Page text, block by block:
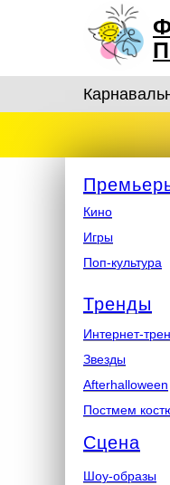
Кино
Игры
Поп-культура
Тренды
Интернет-
Звезды
Afterhalloween
Постмем
Сцена
Шоу-образы